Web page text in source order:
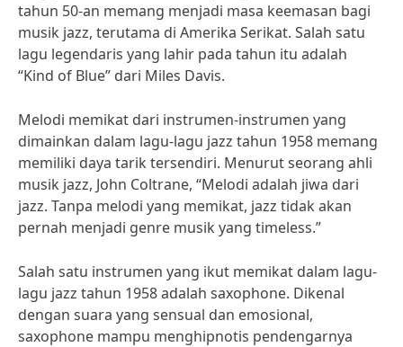
tahun 50-an memang menjadi masa keemasan bagi
musik jazz, terutama di Amerika Serikat. Salah satu
lagu legendaris yang lahir pada tahun itu adalah
“Kind of Blue” dari Miles Davis.
Melodi memikat dari instrumen-instrumen yang
dimainkan dalam lagu-lagu jazz tahun 1958 memang
memiliki daya tarik tersendiri. Menurut seorang ahli
musik jazz, John Coltrane, “Melodi adalah jiwa dari
jazz. Tanpa melodi yang memikat, jazz tidak akan
pernah menjadi genre musik yang timeless.”
Salah satu instrumen yang ikut memikat dalam lagu-
lagu jazz tahun 1958 adalah saxophone. Dikenal
dengan suara yang sensual dan emosional,
saxophone mampu menghipnotis pendengarnya